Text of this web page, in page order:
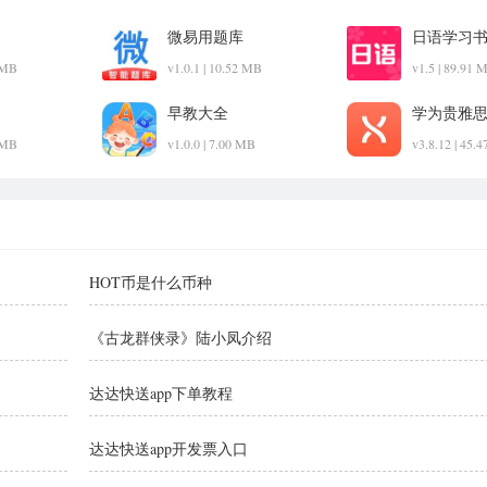
微易用题库
v1.0.1 | 10.52 MB
日语学习书
v1.5 | 89.91
早教大全
v1.0.0 | 7.00 MB
学为贵雅思
v3.8.12 |
HOT币是什么币种
《古龙群侠录》陆小凤介绍
达达快送app下单教程
达达快送app开发票入口